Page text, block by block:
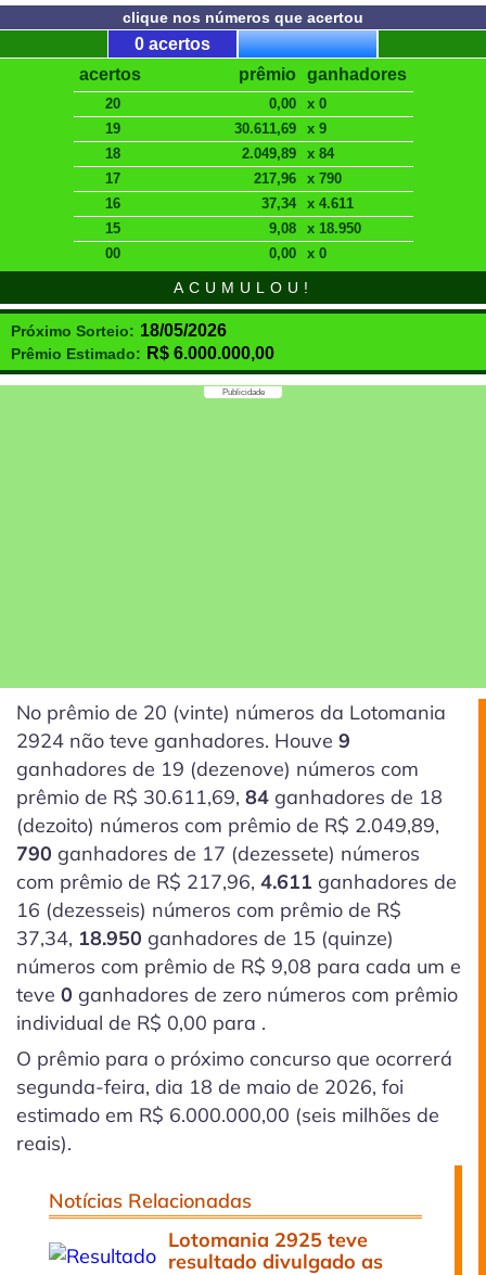
clique nos números que acertou
0 acertos
acertos
20
19
18
17
16
15
00
prêmio
0,00
30.611,69
2.049,89
217,96
37,34
9,08
0,00
ganhadores
x 0
x 9
x 84
x 790
x 4.611
x 18.950
x 0
ACUMULOU!
Próximo Sorteio: 18/05/2026
Prêmio Estimado: R$ 6.000.000,00
Publicidade
No prêmio de 20 (vinte) números da Lotomania
2924 não teve ganhadores. Houve 9
ganhadores de 19 (dezenove) números com
prêmio de R$ 30.611,69, 84 ganhadores de 18
(dezoito) números com prêmio de R$ 2.049,89,
790 ganhadores de 17 (dezessete) números
com prêmio de R$ 217,96, 4.611 ganhadores de
16 (dezesseis) números com prêmio de R$
37,34, 18.950 ganhadores de 15 (quinze)
números com prêmio de R$ 9,08 para cada um e
teve 0 ganhadores de zero números com prêmio
individual de R$ 0,00 para .
O prêmio para o próximo concurso que ocorrerá
segunda-feira, dia 18 de maio de 2026, foi
estimado em R$ 6.000.000,00 (seis milhões de
reais).
Notícias Relacionadas
Lotomania 2925 teve
resultado divulgado as